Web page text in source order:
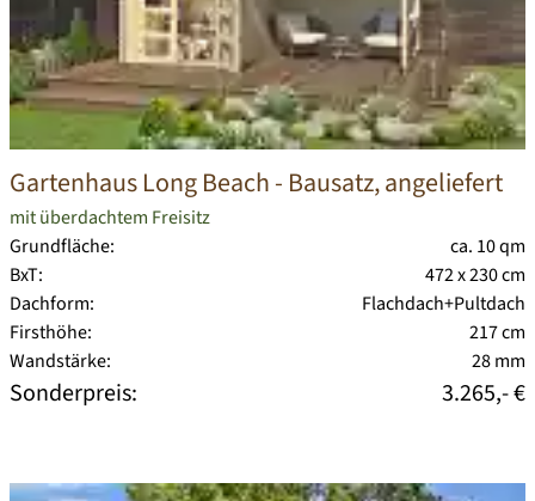
Gartenhaus Long Beach- Bausatz, angeliefert
mit überdachtem Freisitz
Grundfläche:
ca. 10 qm
BxT:
472 x 230 cm
Dachform:
Flachdach+Pultdach
Firsthöhe:
217 cm
Wandstärke:
28 mm
Sonderpreis: 3.265,- €